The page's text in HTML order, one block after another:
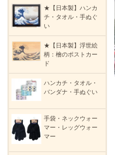
★【日本製】ハンカ
チ・タオル・手ぬぐ
い
★【日本製】浮世絵
柄：檜のポストカー
ド
ハンカチ・タオル・
バンダナ・手ぬぐい
手袋・ネックウォー
マー・レッグウォー
マー